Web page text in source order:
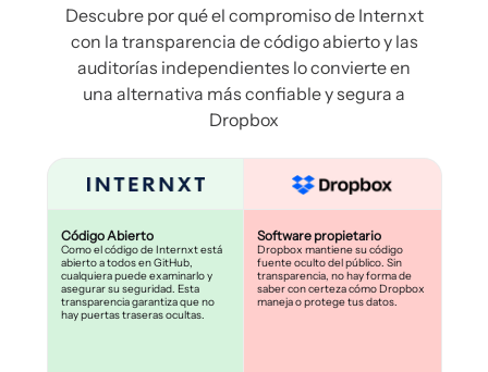
Descubre por qué el compromiso de Internxt
con la transparencia de código abierto y las
auditorías independientes lo convierte en
una alternativa más confiable y segura a
Dropbox
Código Abierto
Como el código de Internxt está
abierto a todos en GitHub,
cualquiera puede examinarlo y
asegurar su seguridad. Esta
transparencia garantiza que no
hay puertas traseras ocultas.
Software propietario
Dropbox mantiene su código
fuente oculto del público. Sin
transparencia, no hay forma de
saber con certeza cómo Dropbox
maneja o protege tus datos.